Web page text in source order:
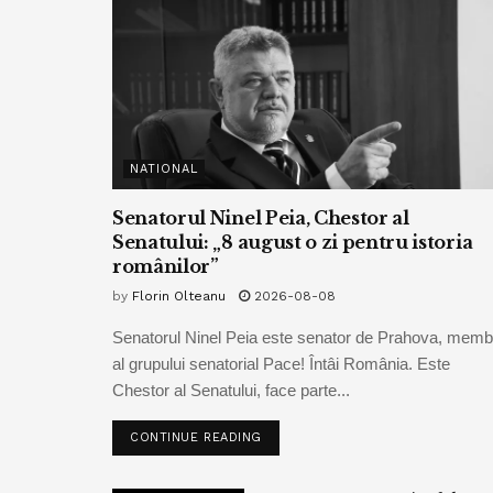
NATIONAL
Senatorul Ninel Peia, Chestor al
Senatului: „8 august o zi pentru istoria
românilor”
by Florin Olteanu 2026-08-08
Senatorul Ninel Peia este senator de Prahova,
al grupului senatorial Pace! Întâi România. Este
Chestor al Senatului, face parte...
CONTINUE READING